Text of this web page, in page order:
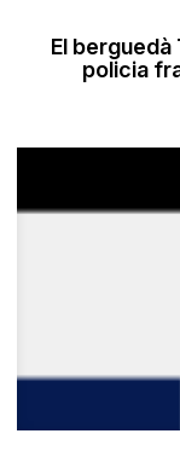
El berguedà
policia